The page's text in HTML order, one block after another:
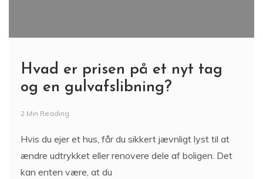
Hvad er prisen på et nyt tag
og en gulvafslibning?
2 Min Reading
Hvis du ejer et hus, får du sikkert jævnligt lyst til at
ændre udtrykket eller renovere dele af boligen. Det
kan enten være, at du